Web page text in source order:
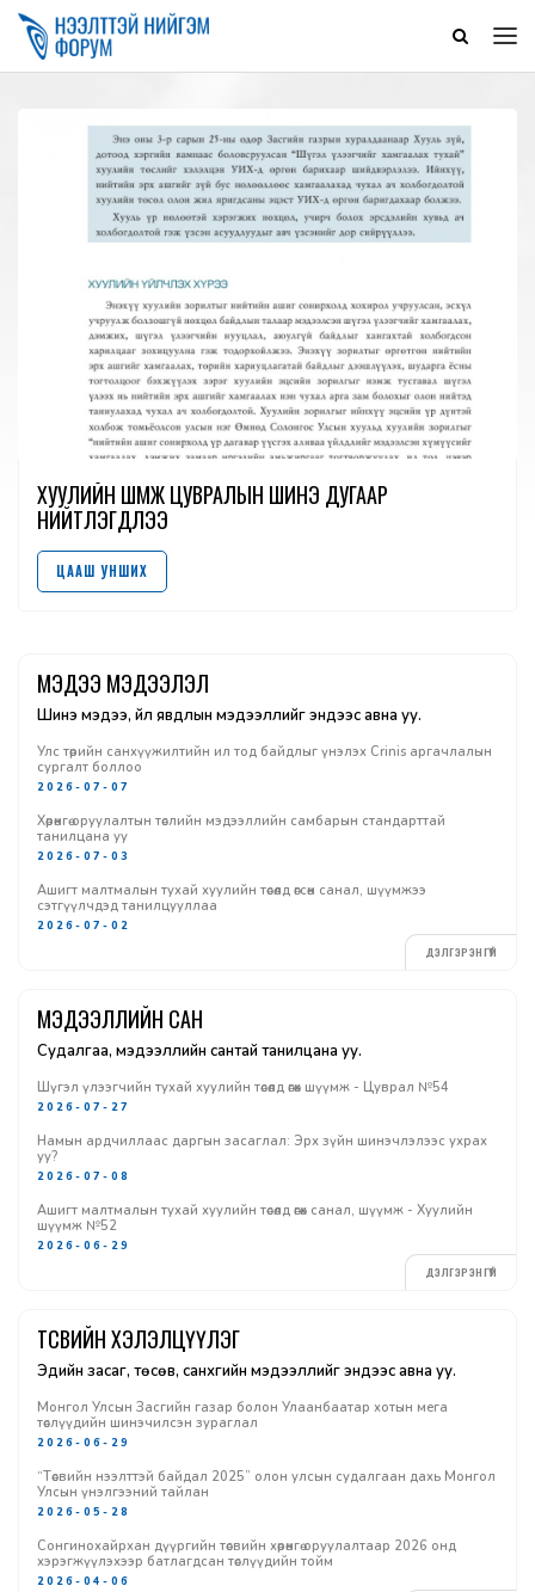
ХУУЛИЙН ШҮҮМЖ ЦУВРАЛЫН ШИНЭ ДУГААР
НИЙТЛЭГДЛЭЭ
ЦААШ УНШИХ
МЭДЭЭ МЭДЭЭЛЭЛ
Шинэ мэдээ, үйл явдлын мэдээллийг эндээс авна уу.
Улс төрийн санхүүжилтийн ил тод байдлыг үнэлэх Crinis аргачлалын
сургалт боллоо
2026-07-07
Хөрөнгө оруулалтын төслийн мэдээллийн самбарын стандарттай
танилцана уу
2026-07-03
Ашигт малтмалын тухай хуулийн төсөлд өгсөн санал, шүүмжээ
сэтгүүлчдэд танилцууллаа
2026-07-02
ДЭЛГЭРЭНГҮЙ
МЭДЭЭЛЛИЙН САН
Судалгаа, мэдээллийн сантай танилцана уу.
Шүгэл үлээгчийн тухай хуулийн төсөлд өгөх шүүмж - Цуврал №54
2026-07-27
Намын ардчиллаас даргын засаглал: Эрх зүйн шинэчлэлээс ухрах
уу?
2026-07-08
Ашигт малтмалын тухай хуулийн төсөлд өгөх санал, шүүмж - Хуулийн
шүүмж №52
2026-06-29
ДЭЛГЭРЭНГҮЙ
ТӨСВИЙН ХЭЛЭЛЦҮҮЛЭГ
Эдийн засаг, төсөв, санхүүгийн мэдээллийг эндээс авна уу.
Монгол Улсын Засгийн газар болон Улаанбаатар хотын мега
төслүүдийн шинэчилсэн зураглал
2026-06-29
“Төсвийн нээлттэй байдал 2025” олон улсын судалгаан дахь Монгол
Улсын үнэлгээний тайлан
2026-05-28
Сонгинохайрхан дүүргийн төсвийн хөрөнгө оруулалтаар 2026 онд
хэрэгжүүлэхээр батлагдсан төслүүдийн тойм
2026-04-06